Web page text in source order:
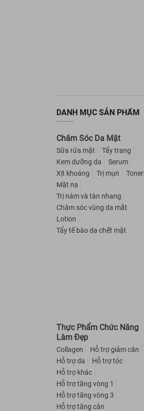
Cao Bằng
Bắc Giang
Bắc Ninh
Hậu Giang
Bạc Liêu
Bình Thuận
Kon Tum
Phú Yên
Hòa Bình
Hưng Yên
Lào Cai
DANH MỤC SẢN PHẨM
Chăm Sóc Da Mặt
Sữa rửa mặt
Tẩy trang
Kem dưỡng da
Serum
Xịt khoáng
Trị mụn
Toner
Mặt nạ
Trị nám và tàn nhang
Chăm sóc vùng da mắt
Lotion
Tẩy tế bào da chết mặt
Thực Phẩm Chức Năng
Làm Đẹp
Collagen
Hỗ trợ giảm cân
Hỗ trợ da
Hỗ trợ tóc
Hỗ trợ khác
Hỗ trợ tăng vòng 1
Hỗ trợ tăng vòng 3
Hỗ trợ tăng cân